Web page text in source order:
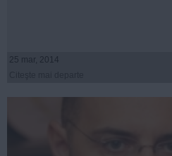
25 mar, 2014